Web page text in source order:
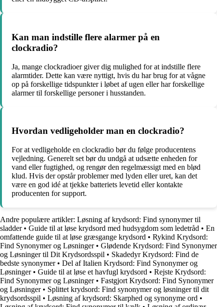
Kan man indstille flere alarmer på en
clockradio?
Ja, mange clockradioer giver dig mulighed for at indstille flere
alarmtider. Dette kan være nyttigt, hvis du har brug for at vågne
op på forskellige tidspunkter i løbet af ugen eller har forskellige
alarmer til forskellige personer i husstanden.
Hvordan vedligeholder man en clockradio?
For at vedligeholde en clockradio bør du følge producentens
vejledning. Generelt set bør du undgå at udsætte enheden for
vand eller fugtighed, og rengør den regelmæssigt med en blød
klud. Hvis der opstår problemer med lyden eller uret, kan det
være en god idé at tjekke batteriets levetid eller kontakte
producenten for support.
Andre populære artikler: Løsning af krydsord: Find synonymer til
sladder• Guide til at løse krydsord med hudsygdom som ledetråd • En
omfattende guide til at løse græsgange krydsord • Rykind Krydsord:
Find Synonymer og Løsninger• Glødende Krydsord: Find Synonymer
og Løsninger til Dit Krydsordsspil • Skadedyr Krydsord: Find de
bedste synonymer• Del af Italien Krydsord: Find Synonymer og
Løsninger• Guide til at løse et havfugl krydsord • Rejste Krydsord:
Find Synonymer og Løsninger• Fastgjort Krydsord: Find Synonymer
og Løsninger• Splittet krydsord: Find synonymer og løsninger til dit
krydsordsspil • Løsning af krydsord: Skarphed og synonyme ord •